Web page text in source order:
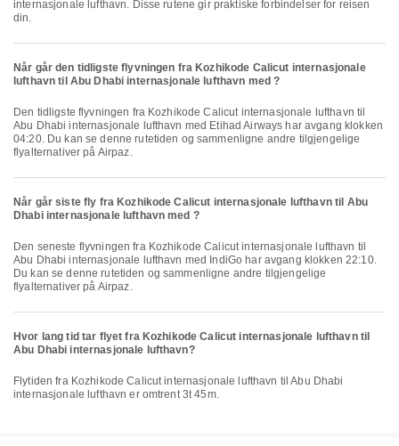
internasjonale lufthavn. Disse rutene gir praktiske forbindelser for reisen
din.
Når går den tidligste flyvningen fra Kozhikode Calicut internasjonale
lufthavn til Abu Dhabi internasjonale lufthavn med ?
Den tidligste flyvningen fra Kozhikode Calicut internasjonale lufthavn til
Abu Dhabi internasjonale lufthavn med Etihad Airways har avgang klokken
04:20. Du kan se denne rutetiden og sammenligne andre tilgjengelige
flyalternativer på Airpaz.
Når går siste fly fra Kozhikode Calicut internasjonale lufthavn til Abu
Dhabi internasjonale lufthavn med ?
Den seneste flyvningen fra Kozhikode Calicut internasjonale lufthavn til
Abu Dhabi internasjonale lufthavn med IndiGo har avgang klokken 22:10.
Du kan se denne rutetiden og sammenligne andre tilgjengelige
flyalternativer på Airpaz.
Hvor lang tid tar flyet fra Kozhikode Calicut internasjonale lufthavn til
Abu Dhabi internasjonale lufthavn?
Flytiden fra Kozhikode Calicut internasjonale lufthavn til Abu Dhabi
internasjonale lufthavn er omtrent 3t 45m.